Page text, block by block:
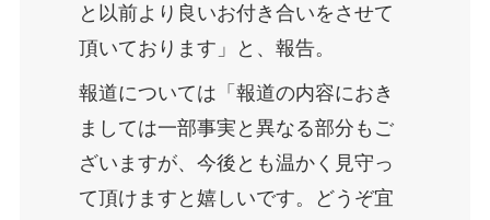
と以前より良いお付き合いをさせて
頂いております」と、報告。
報道については「報道の内容におき
ましては一部事実と異なる部分もご
ざいますが、今後とも温かく見守っ
て頂けますと嬉しいです。どうぞ宜